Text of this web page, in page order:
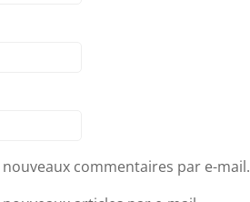
commentaires par e-mail.